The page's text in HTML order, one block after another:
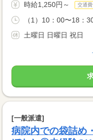
時給1,250円～ 交通
（1）10：00〜18：
土曜日 日曜日 祝日
[一般派遣]
病院内での袋詰め